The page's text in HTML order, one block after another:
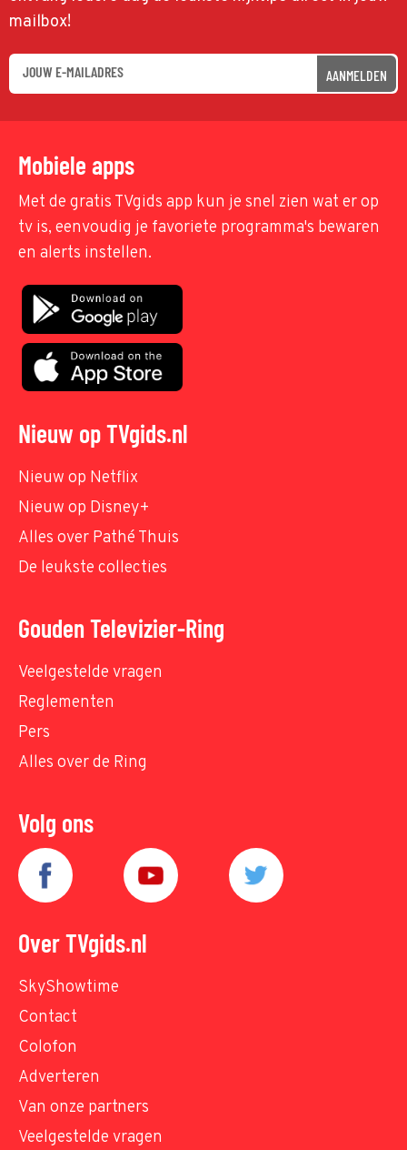
mailbox!
AANMELDEN
Mobiele apps
Met de gratis TVgids app kun je snel zien wat er op
tv is, eenvoudig je favoriete programma's bewaren
en alerts instellen.
Nieuw op TVgids.nl
Nieuw op Netflix
Nieuw op Disney+
Alles over Pathé Thuis
De leukste collecties
Gouden Televizier-Ring
Veelgestelde vragen
Reglementen
Pers
Alles over de Ring
Volg ons
Over TVgids.nl
SkyShowtime
Contact
Colofon
Adverteren
Van onze partners
Veelgestelde vragen